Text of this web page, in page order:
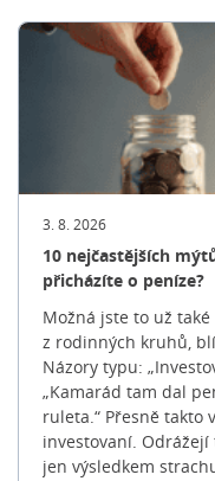
3. 8. 2026
10 nejčastějších
přicházíte o peníze?
Možná jste to už
z rodinných kruhů,
Názory typu:
„Kamarád tam dal
ruleta.“ Přesně takto
investovaní.
jen výsledkem